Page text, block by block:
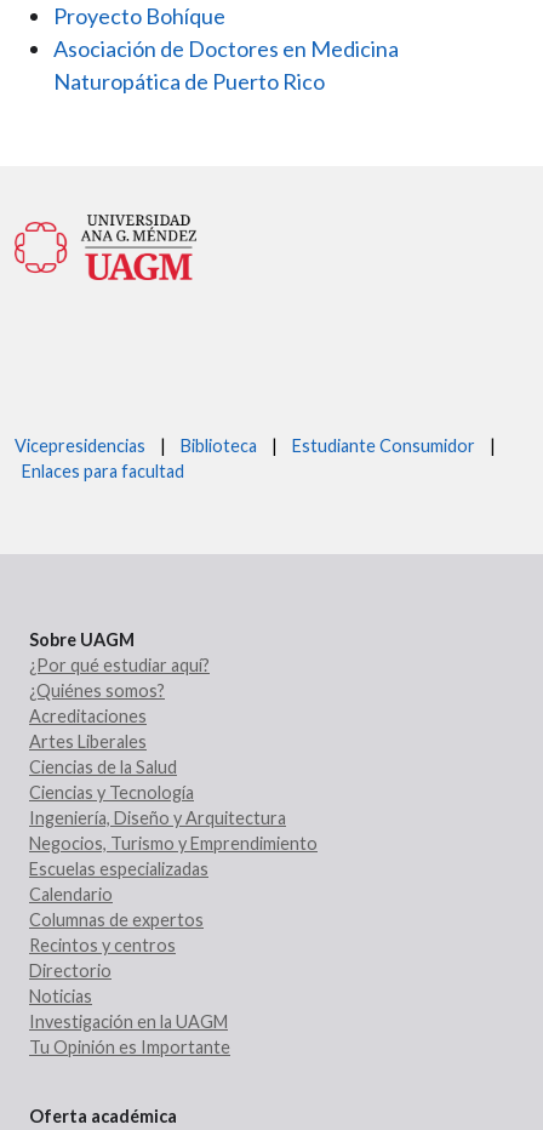
Proyecto Bohíque
Asociación de Doctores en Medicina
Naturopática de Puerto Rico
Vicepresidencias | Biblioteca | Estudiante Consumidor |
Enlaces para facultad
Sobre UAGM
¿Por qué estudiar aquí?
¿Quiénes somos?
Acreditaciones
Artes Liberales
Ciencias de la Salud
Ciencias y Tecnología
Ingeniería, Diseño y Arquitectura
Negocios, Turismo y Emprendimiento
Escuelas especializadas
Calendario
Columnas de expertos
Recintos y centros
Directorio
Noticias
Investigación en la UAGM
Tu Opinión es Importante
Oferta académica